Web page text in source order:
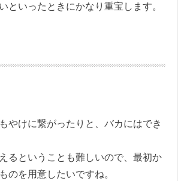
といったときにかなり重宝します。
やけに繋がったりと、バカにはでき
るということも難しいので、最初か
のを用意したいですね。